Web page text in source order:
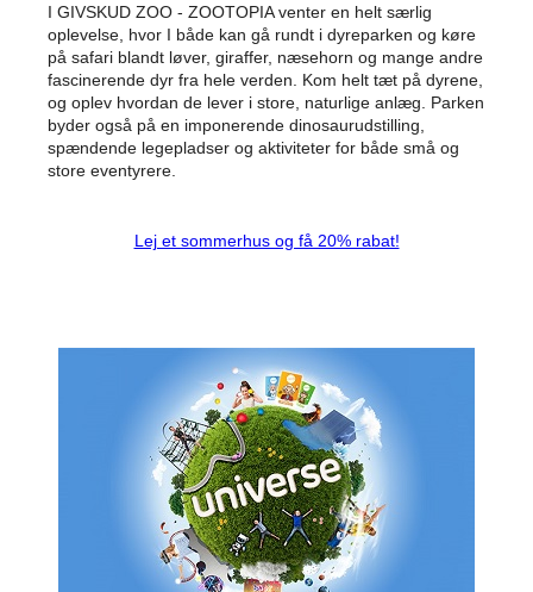
I GIVSKUD ZOO - ZOOTOPIA venter en helt særlig
oplevelse, hvor I både kan gå rundt i dyreparken og køre
på safari blandt løver, giraffer, næsehorn og mange andre
fascinerende dyr fra hele verden. Kom helt tæt på dyrene,
og oplev hvordan de lever i store, naturlige anlæg. Parken
byder også på en imponerende dinosaurudstilling,
spændende legepladser og aktiviteter for både små og
store eventyrere.
Lej et sommerhus og få 20% rabat!